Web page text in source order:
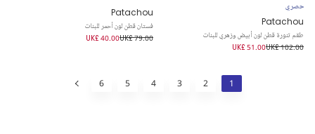
حصري
Patachou
طقم تنورة قطن لون أبيض وزهري للبنات
UK£ 102.00
UK£ 51.00
Patachou
فستان قطن لون أحمر للبنات
UK£ 79.00
UK£ 40.00
1
2
3
4
5
6